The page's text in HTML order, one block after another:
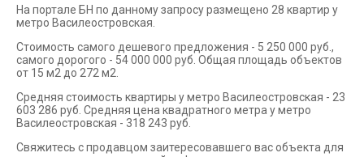
На портале БН по данному запросу размещено 28 квартир у
метро Василеостровская.
Стоимость самого дешевого предложения - 5 250 000 руб.,
самого дорогого - 54 000 000 руб. Общая площадь объектов
от 15 м2 до 272 м2.
Средняя стоимость квартиры у метро Василеостровская - 23
603 286 руб. Средняя цена квадратного метра у метро
Василеостровская - 318 243 руб.
Свяжитесь с продавцом заитересовавшего вас объекта для